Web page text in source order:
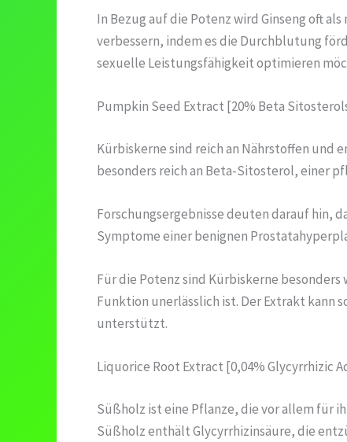
In Bezug auf die Potenz wird Ginseng oft
verbessern, indem es die Durchblutung
sexuelle Leistungsfähigkeit optimieren
Pumpkin Seed Extract [20% Beta
Kürbiskerne sind reich an Nährstoffen und
besonders reich an Beta-Sitosterol, einer
Forschungsergebnisse deuten darauf hin,
Symptome einer benignen
Für die Potenz sind Kürbiskerne
Funktion unerlässlich ist. Der Extrakt kann
unterstützt.
Liquorice Root Extract [0,04% Glycyrrhizic
Süßholz ist eine Pflanze, die vor allem für
Süßholz enthält Glycyrrhizinsäure, die